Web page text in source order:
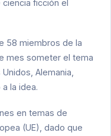
ficción el
58 miembros de la
mes someter el tema
Alemania,
la idea.
en temas de
(UE), dado que